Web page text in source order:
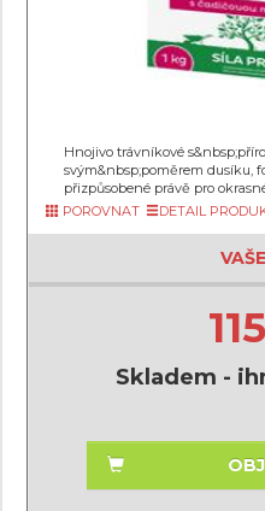
Hnojivo trávníkové
svým&nbsp;poměrem dusíku,
přizpůsobené právě pro
POROVNAT
DETAIL
Skladem -